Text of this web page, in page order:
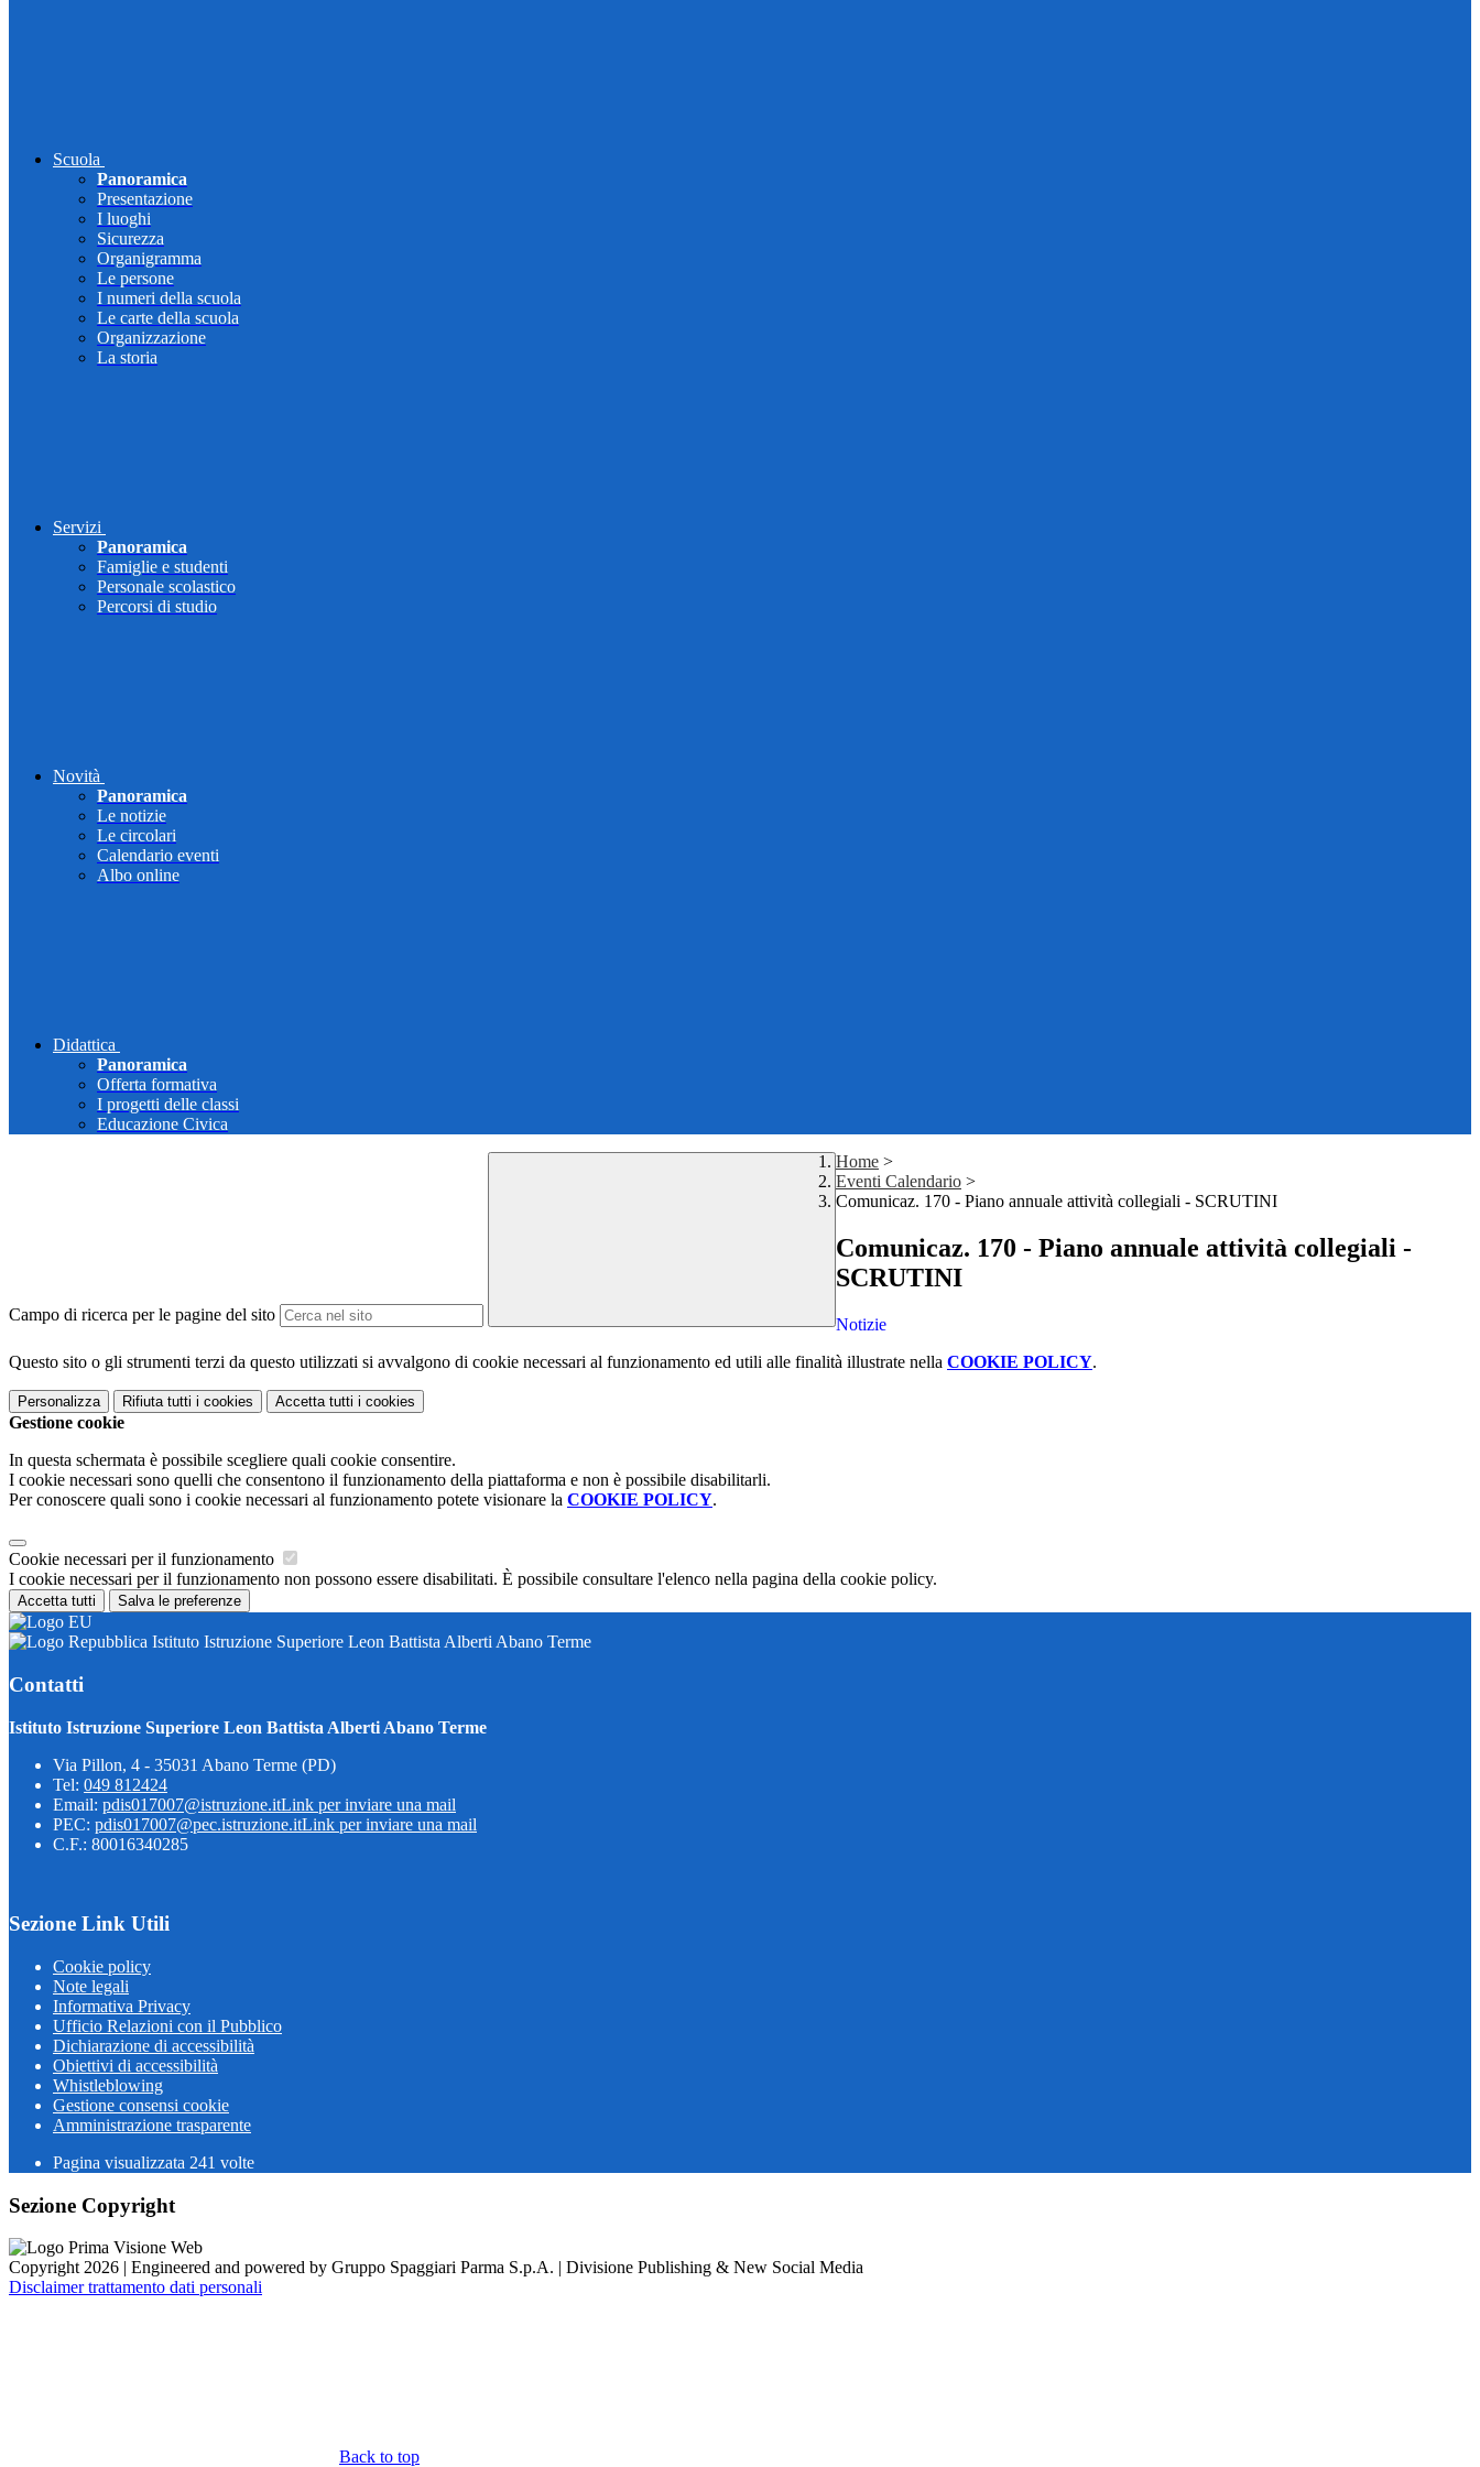
Scuola
Panoramica
Presentazione
I luoghi
Sicurezza
Organigramma
Le persone
I numeri della scuola
Le carte della scuola
Organizzazione
La storia
Servizi
Panoramica
Famiglie e studenti
Personale scolastico
Percorsi di studio
Novità
Panoramica
Le notizie
Le circolari
Calendario eventi
Albo online
Didattica
Panoramica
Offerta formativa
I progetti delle classi
Educazione Civica
Campo di ricerca per le pagine del sito
Home >
Eventi Calendario >
Comunicaz. 170 - Piano annuale attività collegiali - SCRUTINI
Comunicaz. 170 - Piano annuale attività collegiali -
SCRUTINI
Notizie
Questo sito o gli strumenti terzi da questo utilizzati si avvalgono di cookie necessari al funzionamento ed utili alle finalità illustrate nella COOKIE POLICY.
Personalizza Rifiuta tutti i cookies Accetta tutti i cookies
Gestione cookie
In questa schermata è possibile scegliere quali cookie consentire.
I cookie necessari sono quelli che consentono il funzionamento della piattaforma e non è possibile disabilitarli.
Per conoscere quali sono i cookie necessari al funzionamento potete visionare la COOKIE POLICY.
Cookie necessari per il funzionamento
I cookie necessari per il funzionamento non possono essere disabilitati. È possibile consultare l'elenco nella pagina della cookie policy.
Accetta tutti Salva le preferenze
Istituto Istruzione Superiore Leon Battista Alberti Abano Terme
Contatti
Istituto Istruzione Superiore Leon Battista Alberti Abano Terme
Via Pillon, 4 - 35031 Abano Terme (PD)
Tel: 049 812424
Email: pdis017007@istruzione.itLink per inviare una mail
PEC: pdis017007@pec.istruzione.itLink per inviare una mail
C.F.: 80016340285
Sezione Link Utili
Cookie policy
Note legali
Informativa Privacy
Ufficio Relazioni con il Pubblico
Dichiarazione di accessibilità
Obiettivi di accessibilità
Whistleblowing
Gestione consensi cookie
Amministrazione trasparente
Pagina visualizzata 241 volte
Sezione Copyright
Copyright 2026 | Engineered and powered by Gruppo Spaggiari Parma S.p.A. | Divisione Publishing & New Social Media
Disclaimer trattamento dati personali
Back to top